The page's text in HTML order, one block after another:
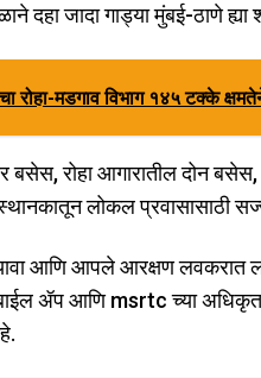
दहा जादा गाड्या मुंबई-ठाणे
मडगाव विभाग १४५ टक्के
बसेस, रोहा आगारातील दोन
लोकल प्रवासासाठी
घ्यावा आणि आपले आरक्षण
ॲप आणि msrtc च्या